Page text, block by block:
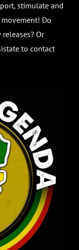
stimulate and
Do
Or
to contact